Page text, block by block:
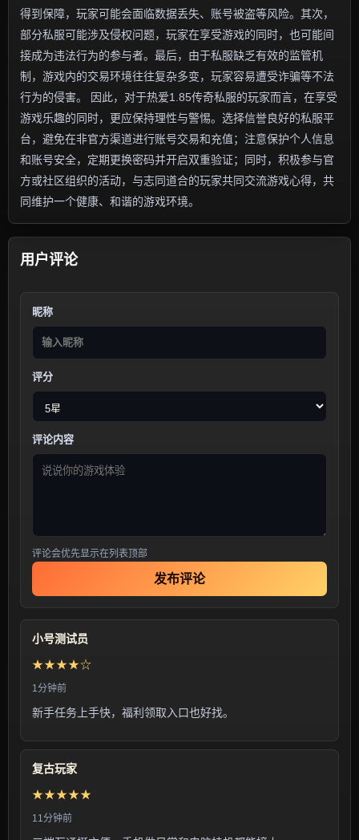
得到保障，玩家可能会面临数据丢失、账号被盗等风险。其次，
部分私服可能涉及侵权问题，玩家在享受游戏的同时，也可能间
接成为违法行为的参与者。最后，由于私服缺乏有效的监管机
制，游戏内的交易环境往往复杂多变，玩家容易遭受诈骗等不法
行为的侵害。 因此，对于热爱1.85传奇私服的玩家而言，在享受
游戏乐趣的同时，更应保持理性与警惕。选择信誉良好的私服平
台，避免在非官方渠道进行账号交易和充值；注意保护个人信息
和账号安全，定期更换密码并开启双重验证；同时，积极参与官
方或社区组织的活动，与志同道合的玩家共同交流游戏心得，共
同维护一个健康、和谐的游戏环境。
用户评论
昵称
评分
评论内容
评论会优先显示在列表顶部
发布评论
小号测试员
★★★★☆
1分钟前
新手任务上手快，福利领取入口也好找。
复古玩家
★★★★★
11分钟前